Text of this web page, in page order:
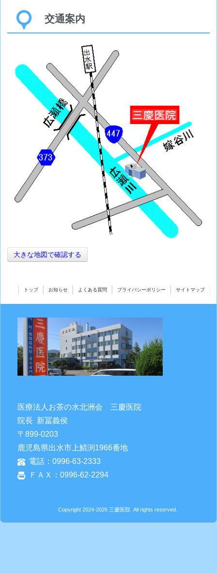
交通案内
大きな地図で確認する
トップ お知らせ よくある質問 プライバシーポリシー サイトマップ
医療法人お茶の水北洲会 三慶医院
院長 新冨義侯
〒899-0203
鹿児島県出水市上鯖渕1966番地
電話：0996-63-2333
ＦＡＸ：0996-62-2294
Copyright 2024-2026 三慶医院. All rights reserved.